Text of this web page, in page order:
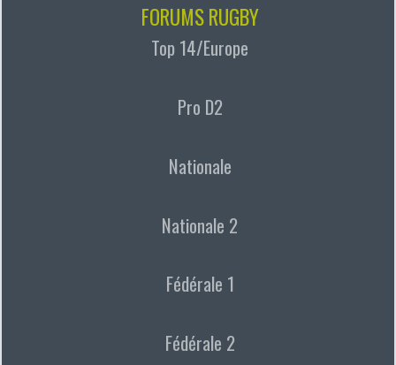
FORUMS RUGBY
Top 14/Europe
Pro D2
Nationale
Nationale 2
Fédérale 1
Fédérale 2